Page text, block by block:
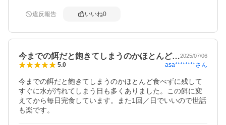
違反報告 いいね0
今までの餌だと飽きてしまうのかほとんど…2025/07/06
5.0 asa********さん
今までの餌だと飽きてしまうのかほとんど食べずに残して
すぐに水が汚れてしまう日も多くありました。この餌に変
えてから毎日完食しています。また1回／日でいいので世話
も楽です。